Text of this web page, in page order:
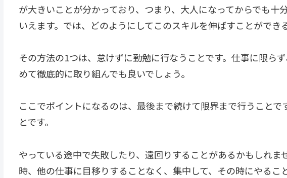
が大きいことが分かっており、つまり、大人になってからでも十
いえます。では、どのようにしてこのスキルを伸ばすことができ
その方法の1つは、怠けずに勤勉に行なうことです。仕事に限ら
めて徹底的に取り組んでも良いでしょう。
ここでポイントになるのは、最後まで続けて限界まで行うこと
とです。
やっている途中で失敗したり、遠回りすることがあるかもしれま
時、他の仕事に目移りすることなく、集中して、その時にやるこ